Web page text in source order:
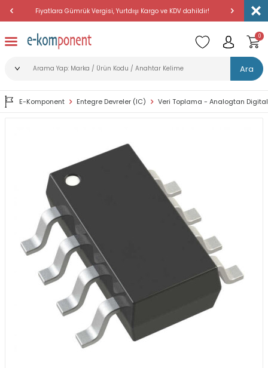
Fiyatlara Gümrük Vergisi, Yurtdışı Kargo ve KDV dahildir!
Ara
0
E-Komponent Entegre Devreler (IC) Veri Toplama - Analogtan